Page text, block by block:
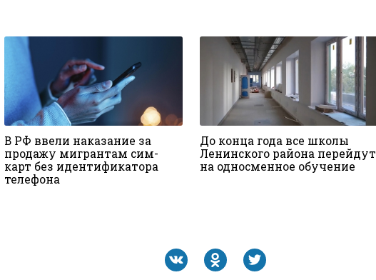
В РФ ввели наказание за
продажу мигрантам сим-
карт без идентификатора
телефона
До конца года все школы
Ленинского района перейдут
на односменное обучение